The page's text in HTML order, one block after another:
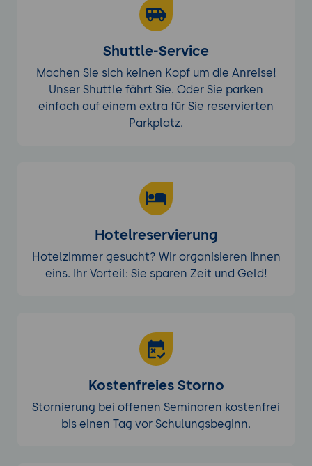
Shuttle-Service
Machen Sie sich keinen Kopf um die Anreise!
Unser Shuttle fährt Sie. Oder Sie parken
einfach auf einem extra für Sie reservierten
Parkplatz.
Hotelreservierung
Hotelzimmer gesucht? Wir organisieren Ihnen
eins. Ihr Vorteil: Sie sparen Zeit und Geld!
Kostenfreies Storno
Stornierung bei offenen Seminaren kostenfrei
bis einen Tag vor Schulungsbeginn.